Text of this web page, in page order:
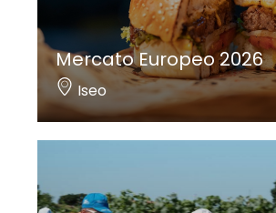
Mercato Europeo 2026
Iseo